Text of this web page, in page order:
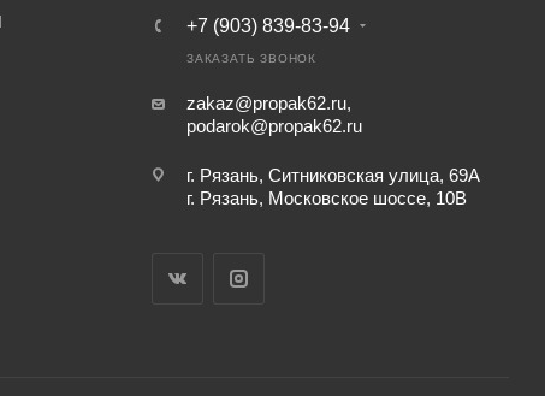
+7 (903) 839-83-94
ЗАКАЗАТЬ ЗВОНОК
zakaz@propak62.ru,
podarok@propak62.ru
г. Рязань, Ситниковская улица, 69А
г. Рязань, Московское шоссе, 10В